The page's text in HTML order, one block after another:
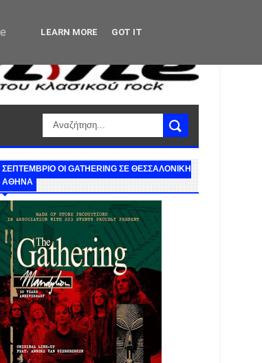
ΟΙ GATHERING ΣΕ ΘΕΣΣΑΛΟΝΙΚΗ
ΑΘΗΝΑ
LEARN MORE GOT IT